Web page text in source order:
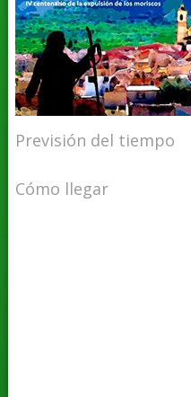
Previsión del tiempo
Cómo llegar